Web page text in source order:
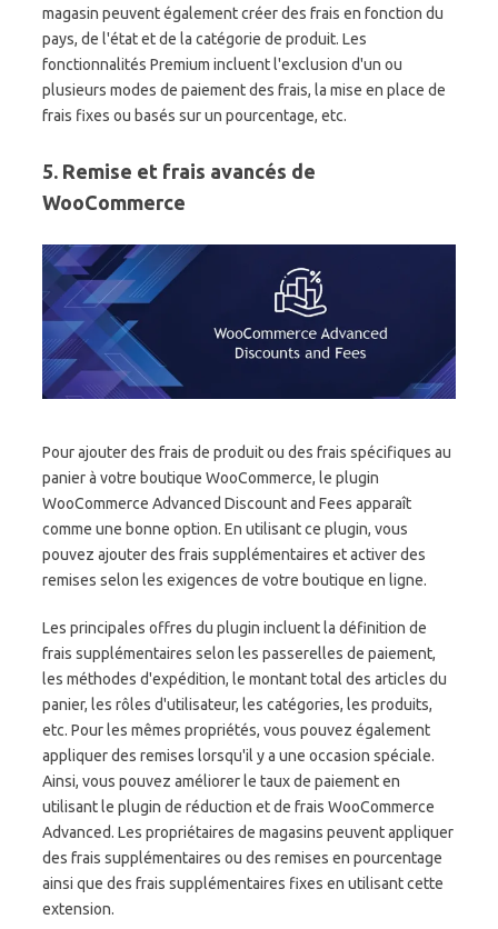
magasin peuvent également créer des frais en fonction du
pays, de l'état et de la catégorie de produit. Les
fonctionnalités Premium incluent l'exclusion d'un ou
plusieurs modes de paiement des frais, la mise en place de
frais fixes ou basés sur un pourcentage, etc.
5. Remise et frais avancés de
WooCommerce
Pour ajouter des frais de produit ou des frais spécifiques au
panier à votre boutique WooCommerce, le plugin
WooCommerce Advanced Discount and Fees apparaît
comme une bonne option. En utilisant ce plugin, vous
pouvez ajouter des frais supplémentaires et activer des
remises selon les exigences de votre boutique en ligne.
Les principales offres du plugin incluent la définition de
frais supplémentaires selon les passerelles de paiement,
les méthodes d'expédition, le montant total des articles du
panier, les rôles d'utilisateur, les catégories, les produits,
etc. Pour les mêmes propriétés, vous pouvez également
appliquer des remises lorsqu'il y a une occasion spéciale.
Ainsi, vous pouvez améliorer le taux de paiement en
utilisant le plugin de réduction et de frais WooCommerce
Advanced. Les propriétaires de magasins peuvent appliquer
des frais supplémentaires ou des remises en pourcentage
ainsi que des frais supplémentaires fixes en utilisant cette
extension.